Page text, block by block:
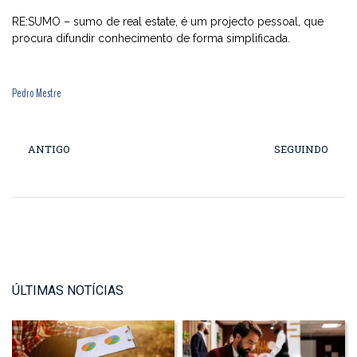
RE:SUMO – sumo de real estate, é um projecto pessoal, que
procura difundir conhecimento de forma simplificada.
Pedro Mestre
ANTIGO SEGUINDO
ÚLTIMAS NOTÍCIAS